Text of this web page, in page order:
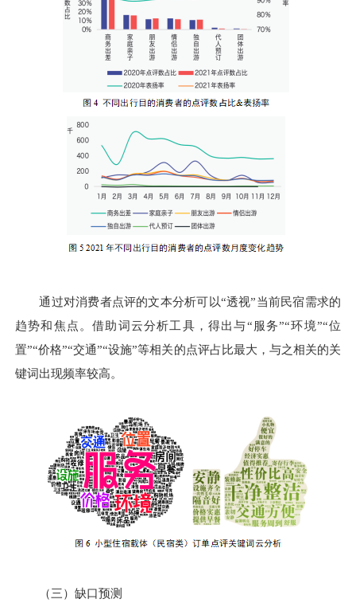
通过对消费者点评的文本分析可以“透视”当前民宿需求的
趋势和焦点。借助词云分析工具，得出与“服务”“环境”“位
置”“价格”“交通”“设施”等相关的点评占比最大，与之相关的关
键词出现频率较高。
（三）缺口预测